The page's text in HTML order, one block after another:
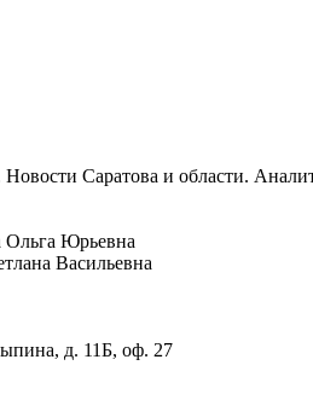
Саратова и области.
Ольга Юрьевна
Васильевна
д. 11Б, оф. 27